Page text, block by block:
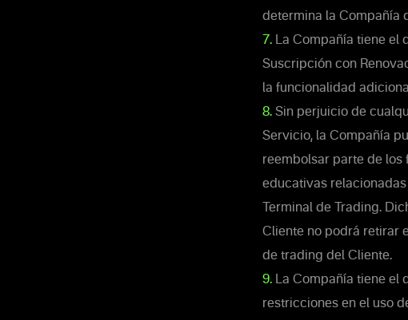
determina la Compañía
7. La Compañía tiene el
Suscripción con
la funcionalidad
8. Sin perjuicio de
Servicio, la Compañía
reembolsar parte de los
educativas
Terminal de Trading.
Cliente no podrá retirar
de trading del Cliente.
9. La Compañía tiene el
restricciones en el uso